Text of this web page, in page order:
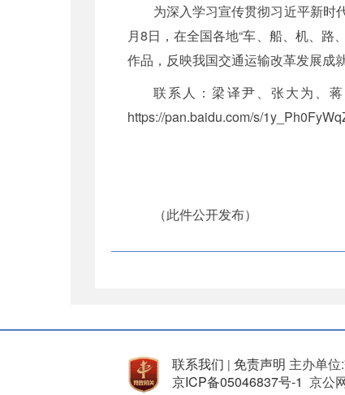
为深入学习宣传贯彻习近平新时
月8日，在全国各地“车、船、机、
作品，反映我国交通运输改革发展成
联系人：梁译尹、张大为、蒋
https://pan.baidu.com/s/
（此件公开发布）
联系我们 | 免责声明 主办单
京ICP备05046837号-1 京公